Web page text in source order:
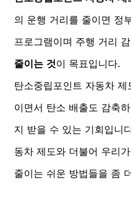
의 운행 거리를 줄이면 정
프로그램이며 주행 거리
줄이는 것이 목표입니다.
탄소중립포인트 자동차
이면서 탄소 배출도 감축
지 받을 수 있는 기회입니
동차 제도와 더불어 우리
줄이는 쉬운 방법들을 좀